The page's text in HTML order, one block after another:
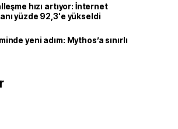
hızı artıyor: İnternet
yüzde 92,3'e yükseldi
yeni adım: Mythos’a sınırlı